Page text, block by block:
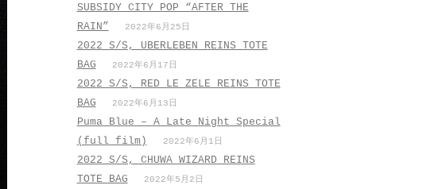
SUBSIDY CITY POP “AFTER THE
RAIN”
2022年6月25日
2022 S/S, UBERLEBEN REINS TOTE
BAG
2022年6月17日
2022 S/S, RED LE ZELE REINS TOTE
BAG
2022年6月13日
Puma Blue – A Late Night Special
(full film)
2022年6月1日
2022 S/S, CHUWA WIZARD REINS
TOTE BAG
2022年5月2日